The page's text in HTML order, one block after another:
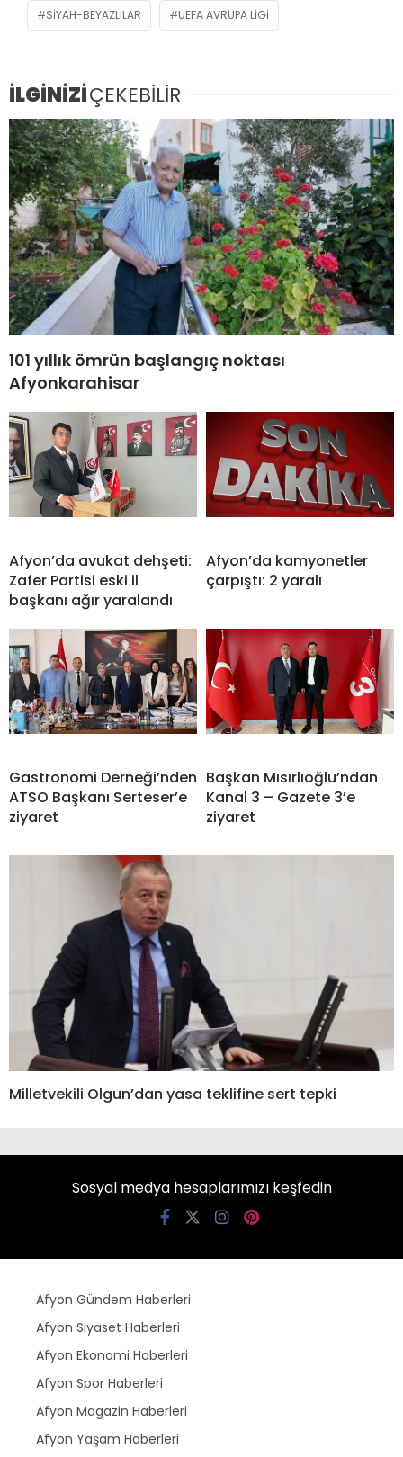
SIYAH-BEYAZLILAR UEFA AVRUPA LIGI
İLGİNİZİÇEKEBİLİR
101 yıllık ömrün başlangıç noktası
Afyonkarahisar
Afyon’da avukat dehşeti:
Zafer Partisi eski il
başkanı ağır yaralandı
Afyon’da kamyonetler
çarpıştı: 2 yaralı
Gastronomi Derneği’nden
ATSO Başkanı Serteser’e
ziyaret
Başkan Mısırlıoğlu’ndan
Kanal 3 – Gazete 3’e
ziyaret
Milletvekili Olgun’dan yasa teklifine sert tepki
Sosyal medya hesaplarımızı keşfedin
Afyon Gündem Haberleri
Afyon Siyaset Haberleri
Afyon Ekonomi Haberleri
Afyon Spor Haberleri
Afyon Magazin Haberleri
Afyon Yaşam Haberleri